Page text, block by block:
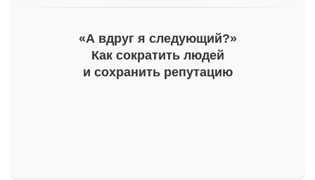
«А вдруг я следующий?»
Как сократить людей
и сохранить репутацию